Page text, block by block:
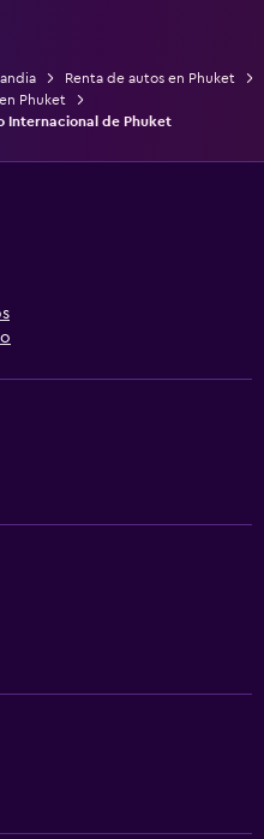
Renta de autos en Phuket
Phuket
Internacional de Phuket